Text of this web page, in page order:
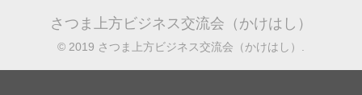
さつま上方ビジネス交流会（かけはし）
© 2019 さつま上方ビジネス交流会（かけはし）.